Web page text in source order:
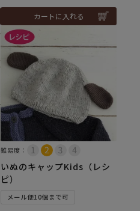
カートに入れる
難易度：
いぬのキャップKids（レシ
ピ）
メール便10個まで可